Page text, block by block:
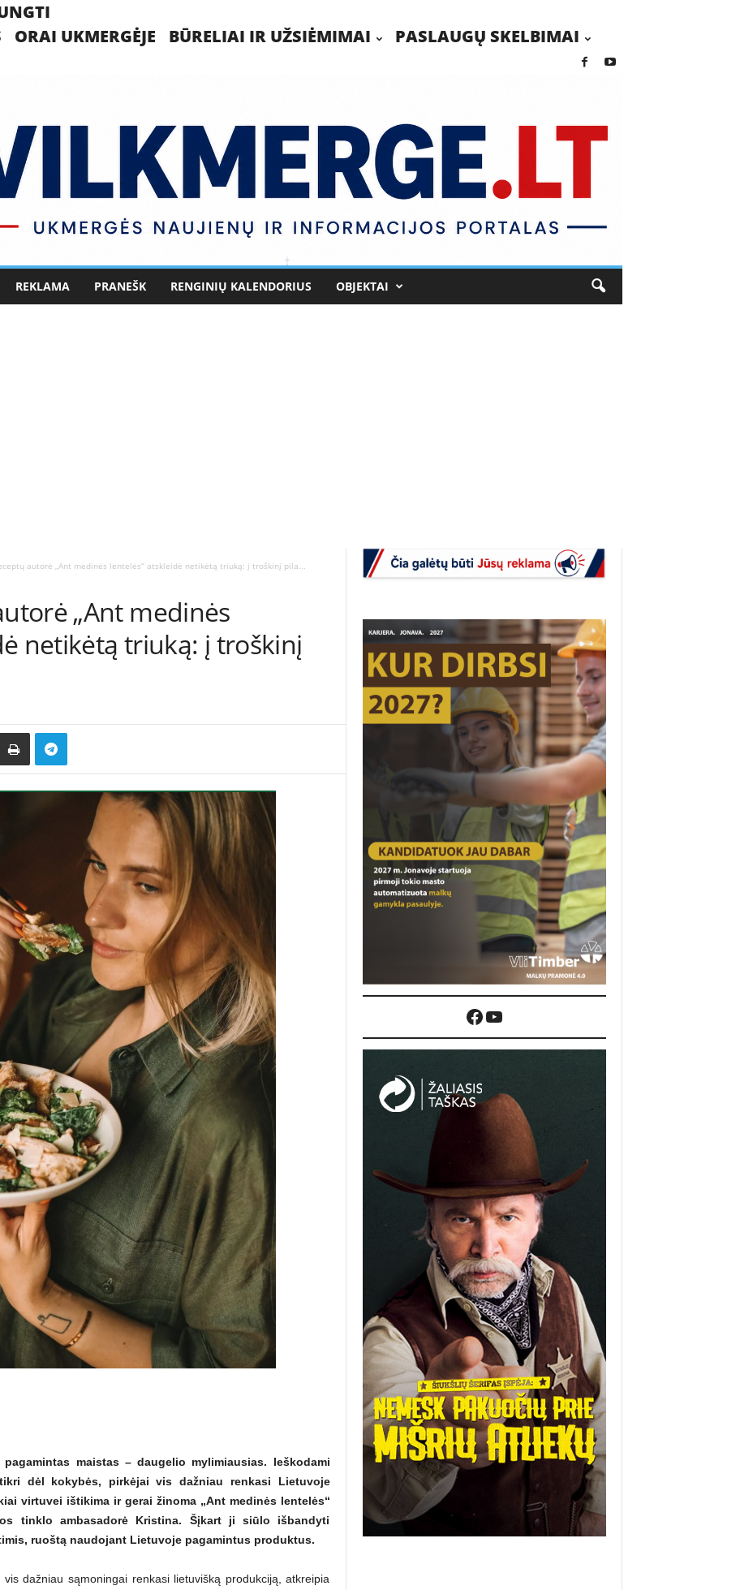
ORAI UKMERGĖJE BŪRELIAI IR UŽSIĖMIMAI PASLAUGŲ SKELBIMAI
REKLAMA PRANEŠK RENGINIŲ KALENDORIUS OBJEKTAI
autorė „Ant medinės lentelės“ atskleidė netikėtą triuką: į troškinį pila...
„Ant medinės
netikėtą triuką: į troškinį
maistas – daugelio mylimiausias. Ieškodami
dėl kokybės, pirkėjai vis dažniau renkasi Lietuvoje
virtuvei ištikima ir gerai žinoma „Ant medinės lentelės“
tinklo ambasadorė Kristina. Šįkart ji siūlo išbandyti
ruoštą naudojant Lietuvoje pagamintus produktus.
vis dažniau sąmoningai renkasi lietuvišką produkciją, atkreipia
Facebook
YouTube